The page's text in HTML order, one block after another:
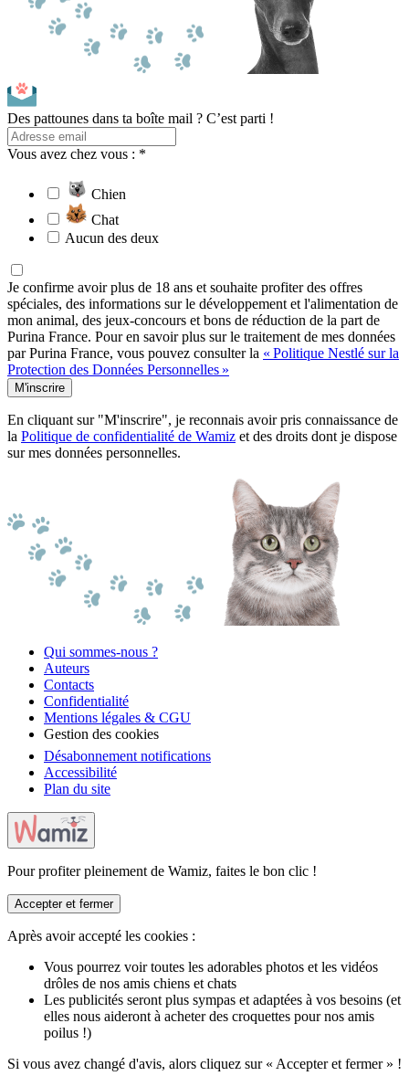
Des pattounes dans ta boîte mail ? C’est parti !
Vous avez chez vous : *
Chien
Chat
Aucun des deux
Je confirme avoir plus de 18 ans et souhaite profiter des offres
spéciales, des informations sur le développement et l'alimentation de
mon animal, des jeux-concours et bons de réduction de la part de
Purina France. Pour en savoir plus sur le traitement de mes données
par Purina France, vous pouvez consulter la « Politique Nestlé sur la
Protection des Données Personnelles »
M'inscrire
En cliquant sur "M'inscrire", je reconnais avoir pris connaissance de
la Politique de confidentialité de Wamiz et des droits dont je dispose
sur mes données personnelles.
Qui sommes-nous ?
Auteurs
Contacts
Confidentialité
Mentions légales & CGU
Gestion des cookies
Désabonnement notifications
Accessibilité
Plan du site
Pour profiter pleinement de Wamiz, faites le bon clic !
Accepter et fermer
Après avoir accepté les cookies :
Vous pourrez voir toutes les adorables photos et les vidéos
drôles de nos amis chiens et chats
Les publicités seront plus sympas et adaptées à vos besoins (et
elles nous aideront à acheter des croquettes pour nos amis
poilus !)
Si vous avez changé d'avis, alors cliquez sur « Accepter et fermer » !